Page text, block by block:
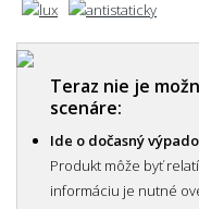
Teraz nie je
scenáre:
Ide o dočasný
Produkt môže byť
informáciu je nutné